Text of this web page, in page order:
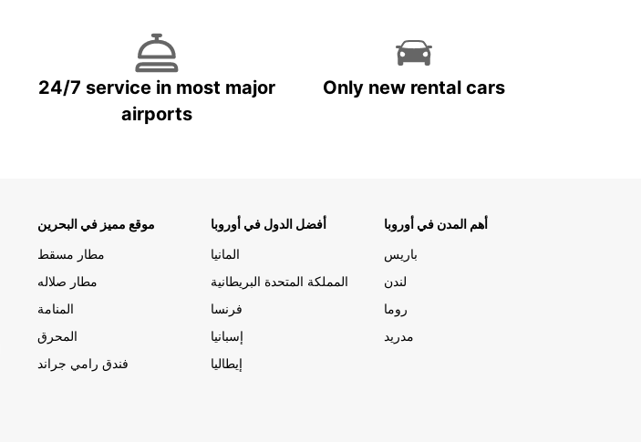
24/7 service in most major
airports
Only new rental cars
موقع مميز في البحرين
مطار مسقط
مطار صلاله
المنامة
المحرق
فندق رامي جراند
أفضل الدول في أوروبا
المانيا
المملكة المتحدة البريطانية
فرنسا
إسبانيا
إيطاليا
أهم المدن في أوروبا
باريس
لندن
روما
مدريد